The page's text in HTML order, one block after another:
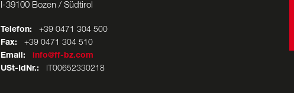
I-39100 Bozen / Südtirol
Telefon: +39 0471 304 500
Fax: +39 0471 304 510
Email:
info@ff-bz.com
USt-IdNr.: IT00652330218